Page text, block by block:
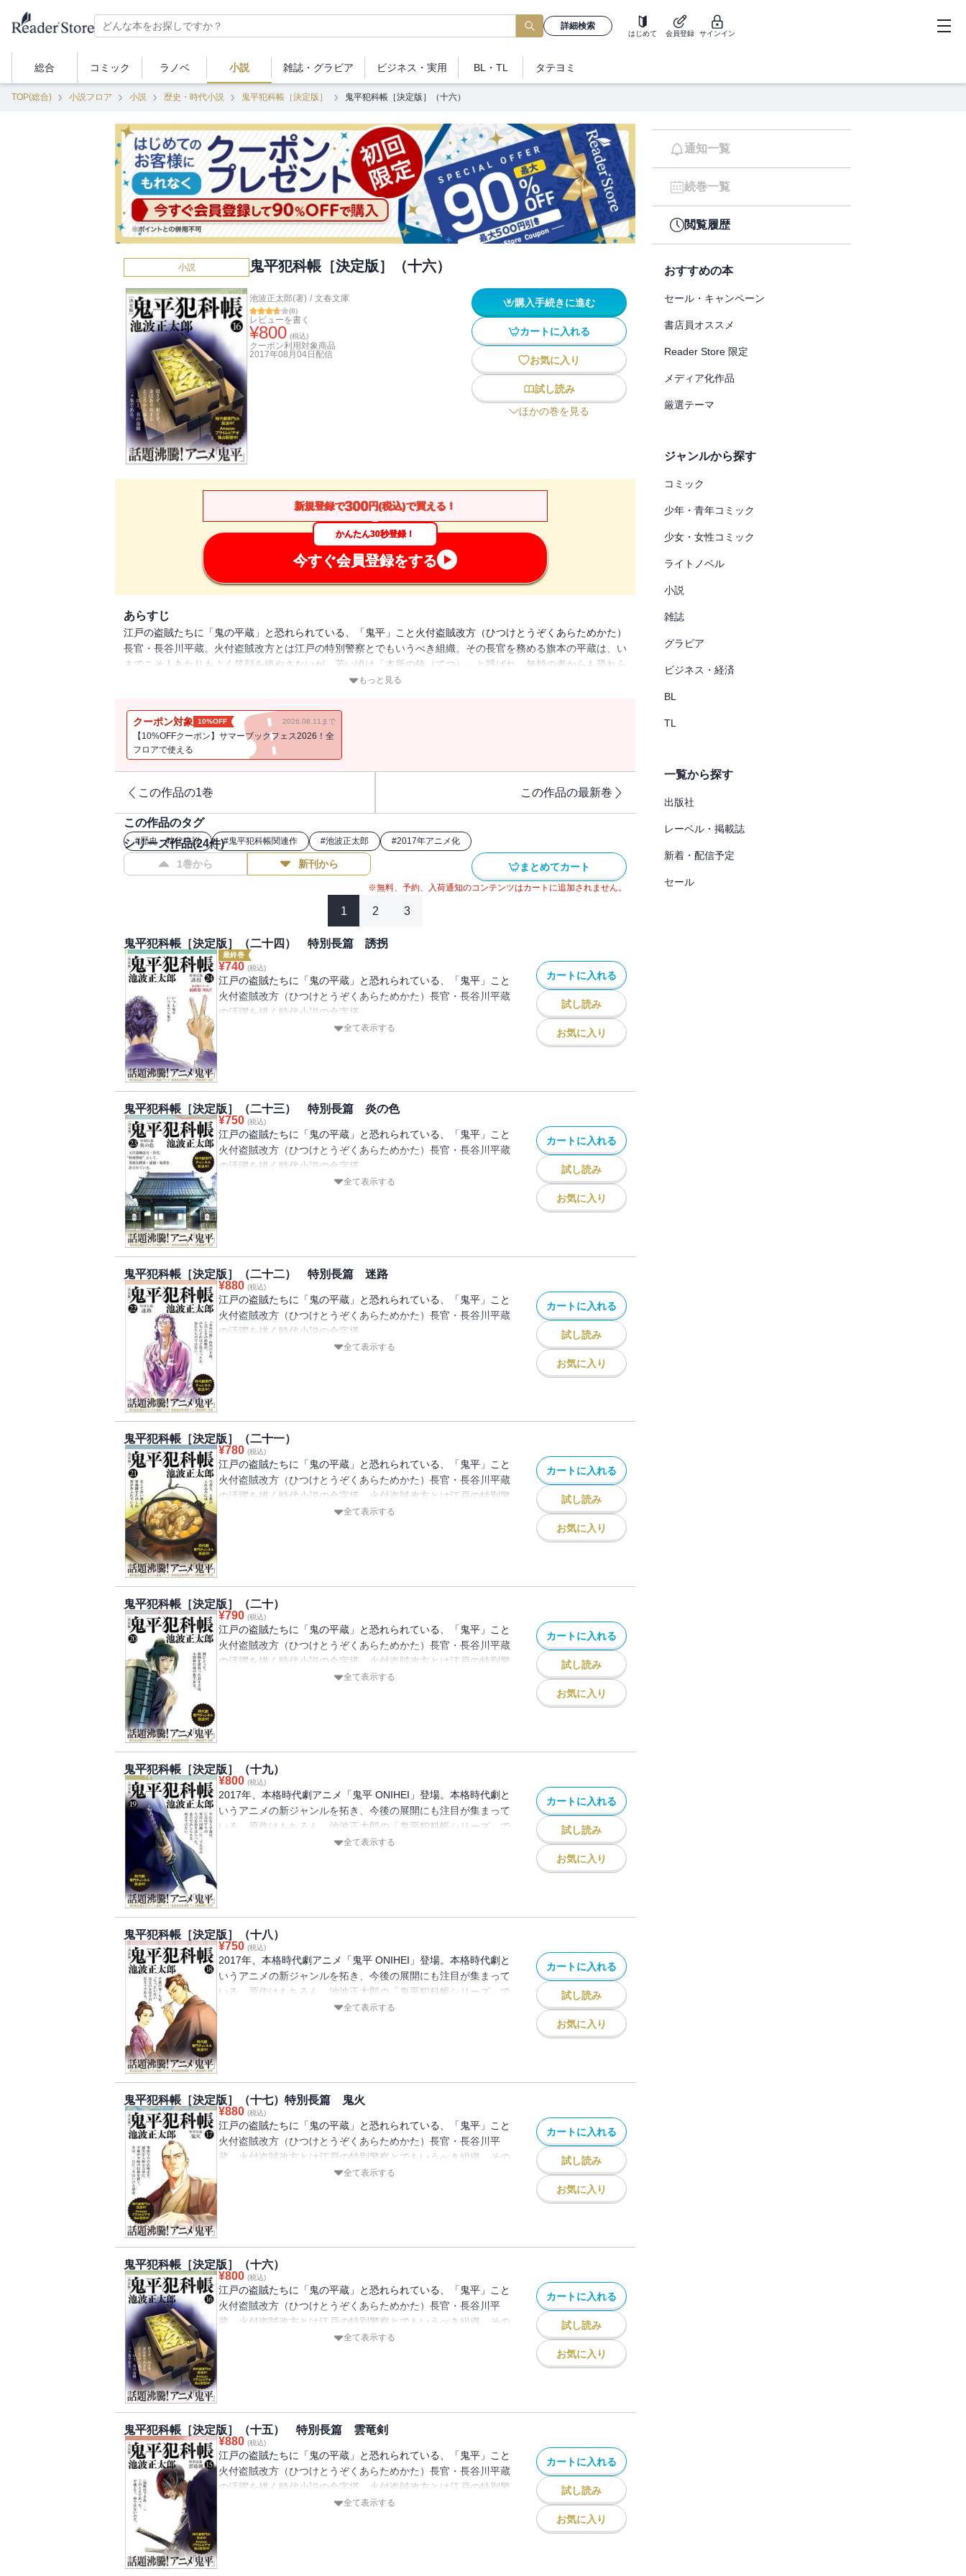
詳細検索
はじめて 会員登録 サインイン
総合 コミック ラノベ 小説 雑誌・ グラビア ビジネス ・実用 BL・TL タテヨミ
TOP(総合) 小説フロア 小説 歴史・時代小説 鬼平犯科帳［決定版］ 鬼平犯科帳［決定版］（十六）
小説 鬼平犯科帳［決定版］（十六）
池波正太郎(著) / 文春文庫
(8)
レビューを書く
¥800 (税込)
クーポン利用対象商品
2017年08月04日 配信
購入手続きに進む
カートに入れる
お気に入り
試し読み
ほかの巻を見る
新規登録で300円(税込)で買える！
かんたん30秒登録！
今すぐ会員登録をする
あらすじ
江戸の盗賊たちに「鬼の平蔵」と恐れられている、「鬼平」こと火付盗賊改方（ひつけとうぞくあらためかた）
長官・長谷川平蔵。火付盗賊改方とは江戸の特別警察とでもいうべき組織。その長官を務める旗本の平蔵は、い
までこそ人あたりもよく笑顔を絶やさないが、若い頃は「本所の銕（てつ）」と呼ばれ、無頼の者からも恐れら
れた乱暴者だった。「悪を知らぬものが悪を取りしまれるか」と口にしながら、人情の機微に通じた鬼平が悪を
愛されてきたが、2017年1月からはアニメ「鬼平 ONIHEI」が放送され、大きな話題になった。2017年は池波
正太郎の「鬼平」誕生50周年。これを記念して人気絶大のロングセラー「鬼平犯科帳シリーズ」全24巻を、ふ
りがなを増やし、読みやすくなった決定版で順次、刊行する。「影法師」「網虫のお吉」「白根の万左衛門」
「火つけ船頭」「見張りの糸」「霜夜」の全6篇を収録。新婚同心・木村忠吾の惚けぶりには、平蔵の皮肉も通
じない（「白根の万座左衛門」）。一方、妻子を失った小柳安五郎は、平蔵の指示で、女賊と乱行を続ける同僚
を監視する（「網虫のお吉」）。部下たちの様々な思惑に、平蔵の決断が冴える。
もっと見る
クーポン対象 10%OFF 2026.08.11まで
【10%OFFクーポン】サマーブックフェス2026！全
フロアで使える
この作品の1巻 この作品の最新巻
この作品のタグ
#歴史・時代小説 #鬼平犯科帳関連作 #池波正太郎 #2017年アニメ化
シリーズ作品(24件)
1巻から 新刊から まとめてカート
※無料、予約、入荷通知のコンテンツはカートに追加されません。
1 2 3
鬼平犯科帳［決定版］（二十四） 特別長篇 誘拐
最終巻
¥740 (税込)
江戸の盗賊たちに「鬼の平蔵」と恐れられている、「鬼平」こと
火付盗賊改方（ひつけとうぞくあらためかた）長官・長谷川平蔵
の活躍を描く時代小説の金字塔。
も恐れられた乱暴者だった。「悪を知らぬものが悪を取りしまれ
るか」と、人情の機微に通じた鬼平が悪を退治する。
中村吉右衛門が鬼平を演じたテレビ版をはじめ、映画、舞台、マ
ンガと様々な形で愛されてきた作品で、2017年に放映されたア
ニメ「鬼平 ONIHEI」も大きな話題に。
を五郎蔵といった（「ふたり五郎蔵」）。荒神のお夏はおまさへ
の思いを断ち切れずに・・・・・・未完となった最後の作品「誘
拐」。
「鬼平」全３編と尾崎秀樹「池波正太郎の文学」、さらに秋山忠
彌「平蔵の好きな食べもの屋」、「ふたり五郎蔵」の池波正太郎
全て表示する
カートに入れる
試し読み
お気に入り
鬼平犯科帳［決定版］（二十三） 特別長篇 炎の色
¥750 (税込)
江戸の盗賊たちに「鬼の平蔵」と恐れられている、「鬼平」こと
火付盗賊改方（ひつけとうぞくあらためかた）長官・長谷川平蔵
の活躍を描く時代小説の金字塔。
るか」と、人情の機微に通じた鬼平が悪を退治する。
中村吉右衛門が鬼平を演じたテレビ版をはじめ、映画、舞台、マ
ンガと様々な形で愛されてきた作品で、2017年に放映されたア
ニメ「鬼平 ONIHEI」も大きな話題に。
谷川宣雄の隠し子が出現。平蔵は、腹違いの妹・お園のためにひ
と肌脱ぐ（「隠し子」）。夜鴉がしきりに鳴いた翌日、おまさは
旧知の盗賊・峰山の初蔵に声をかけられる。「新しい荒神のお頭
を手伝ってもらいたい。二代目は女だ。先代の隠し子さ」。先代
の助太郎親分を思い出し、おまさの心が騒ぐ（特別長篇「炎の
色」）。二人の隠し子登場で、新たなる物語が始まる。
全て表示する
カートに入れる
試し読み
お気に入り
鬼平犯科帳［決定版］（二十二） 特別長篇 迷路
¥880 (税込)
江戸の盗賊たちに「鬼の平蔵」と恐れられている、「鬼平」こと
火付盗賊改方（ひつけとうぞくあらためかた）長官・長谷川平蔵
の活躍を描く時代小説の金字塔。
中村吉右衛門が鬼平を演じたテレビ版をはじめ、映画、舞台、マ
ンガと様々な形で愛されてきた作品で、2017年に放映されたア
ニメ「鬼平 ONIHEI」も大きな話題に。
ず、その周囲の者たちが次々に狙われる。与力、下僕が殺され、
平蔵の息子、娘の嫁ぎ先までが標的に。敵は何者か？ 盗賊改方
への怨みなら、なぜ下僕まで襲うのか？ 追い詰められた平蔵は
苦悩の果てに、役宅から姿を消す・・・・・・渾身の傑作長篇！
全て表示する
カートに入れる
試し読み
お気に入り
鬼平犯科帳［決定版］（二十一）
¥780 (税込)
江戸の盗賊たちに「鬼の平蔵」と恐れられている、「鬼平」こと
火付盗賊改方（ひつけとうぞくあらためかた）長官・長谷川平蔵
の活躍を描く時代小説の金字塔。火付盗賊改方とは江戸の特別警
察とでもいうべき組織。その長官を務める旗本の平蔵は、いまで
はじめ、映画、舞台、マンガと様々な形で愛されてきた作品で、
2017年に放映されたアニメ「鬼平 ONIHEI」も大きな話題に。
2017年は「鬼平」が誕生して50周年。これを記念して全24巻
を、ふりがなを増やして読みやすくなった決定版で順次、刊行。
「もはや、すでに、死んだつもりよ」「いまのわしは、若いころ
の罪ほろぼしをしているようなものじゃ」・・・・・・鬼平が自
全て表示する
カートに入れる
試し読み
お気に入り
鬼平犯科帳［決定版］（二十）
¥790 (税込)
江戸の盗賊たちに「鬼の平蔵」と恐れられている、「鬼平」こと
火付盗賊改方（ひつけとうぞくあらためかた）長官・長谷川平蔵
の活躍を描く時代小説の金字塔。火付盗賊改方とは江戸の特別警
察とでもいうべき組織。その長官を務める旗本の平蔵は、いまで
はじめ、映画、舞台、マンガと様々な形で愛されてきた作品で、
2017年に放映されたアニメ「鬼平 ONIHEI」も大きな話題に。
2017年は「鬼平」が誕生して50周年。これを記念して全24巻
を、ふりがなを増やして読みやすくなった決定版で順次、刊行。
肴は豆腐一品のみの、味も素気もない居酒屋が麻布にある。その
夜、訪ねてきた女が「小柳安五郎が殺されても、いいのかえ？」
全て表示する
カートに入れる
試し読み
お気に入り
鬼平犯科帳［決定版］（十九）
¥800 (税込)
2017年、本格時代劇アニメ「鬼平 ONIHEI」登場。本格時代劇と
いうアニメの新ジャンルを拓き、今後の展開にも注目が集まって
いる。原作はもちろん、池波正太郎の「鬼平犯科帳シリーズ」で
ある。人気絶大のシリーズ全24巻を、さらに大きな文字とふり
げた妻」「雪の果て」「引き込み女」の全6篇を収録。
全て表示する
カートに入れる
試し読み
お気に入り
鬼平犯科帳［決定版］（十八）
¥750 (税込)
2017年、本格時代劇アニメ「鬼平 ONIHEI」登場。本格時代劇と
いうアニメの新ジャンルを拓き、今後の展開にも注目が集まって
いる。原作はもちろん、池波正太郎の「鬼平犯科帳シリーズ」で
ある。人気絶大のシリーズ全24巻を、さらに大きな文字とふり
三蔵」「蛇苺」「一寸の虫」「おれの弟」「草雲雀」の全六篇を
収録。
全て表示する
カートに入れる
試し読み
お気に入り
鬼平犯科帳［決定版］（十七）特別長篇 鬼火
¥880 (税込)
江戸の盗賊たちに「鬼の平蔵」と恐れられている、「鬼平」こと
火付盗賊改方（ひつけとうぞくあらためかた）長官・長谷川平
蔵。火付盗賊改方とは江戸の特別警察とでもいうべき組織。その
長官を務める旗本の平蔵は、いまでこそ人あたりもよく笑顔を絶
2017年1月からはアニメ「鬼平 ONIHEI」が放送され、大きな
話題になった。2017年は池波正太郎の「鬼平」誕生50周年。こ
れを記念して人気絶大のロングセラー「鬼平犯科帳シリーズ」全
24巻を、ふりがなを増やし、読みやすくなった決定版で順次、
刊行する。第17巻は「特別長篇 鬼火」。従兄から話に聞き、興
欲作。
全て表示する
カートに入れる
試し読み
お気に入り
鬼平犯科帳［決定版］（十六）
¥800 (税込)
江戸の盗賊たちに「鬼の平蔵」と恐れられている、「鬼平」こと
火付盗賊改方（ひつけとうぞくあらためかた）長官・長谷川平
蔵。火付盗賊改方とは江戸の特別警察とでもいうべき組織。その
長官を務める旗本の平蔵は、いまでこそ人あたりもよく笑顔を絶
はじめ、映画、舞台、マンガと様々な形で愛されてきたが、
2017年1月からはアニメ「鬼平 ONIHEI」が放送され、大きな
話題になった。2017年は池波正太郎の「鬼平」誕生50周年。こ
れを記念して人気絶大のロングセラー「鬼平犯科帳シリーズ」全
24巻を、ふりがなを増やし、読みやすくなった決定版で順次、
刊行する。「影法師」「網虫のお吉」「白根の万左衛門」「火つ
全て表示する
カートに入れる
試し読み
お気に入り
鬼平犯科帳［決定版］（十五） 特別長篇 雲竜剣
¥880 (税込)
江戸の盗賊たちに「鬼の平蔵」と恐れられている、「鬼平」こと
火付盗賊改方（ひつけとうぞくあらためかた）長官・長谷川平蔵
の活躍を描く時代小説の金字塔。火付盗賊改方とは江戸の特別警
察とでもいうべき組織。その長官を務める旗本の平蔵は、若い
全て表示する
カートに入れる
試し読み
お気に入り
通知一覧
続巻一覧
閲覧履歴
おすすめの本
セール・キャンペーン
書店員オススメ
Reader Store 限定
メディア化作品
厳選テーマ
ジャンルから探す
コミック
少年・青年コミック
少女・女性コミック
ライトノベル
小説
雑誌
グラビア
ビジネス・経済
BL
TL
一覧から探す
出版社
レーベル・掲載誌
新着・配信予定
セール